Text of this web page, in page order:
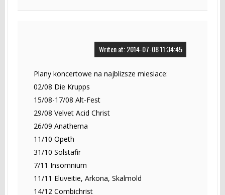
Writen at: 2014-07-08 11:34:45
Plany koncertowe na najblizsze miesiace:
02/08 Die Krupps
15/08-17/08 Alt-Fest
29/08 Velvet Acid Christ
26/09 Anathema
11/10 Opeth
31/10 Solstafir
7/11 Insomnium
11/11 Eluveitie, Arkona, Skalmold
14/12 Combichrist